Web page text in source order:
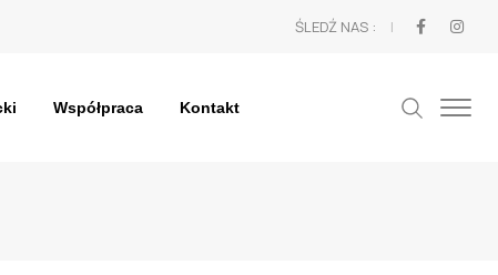
ŚLEDŹ NAS :
Współpraca Kontakt